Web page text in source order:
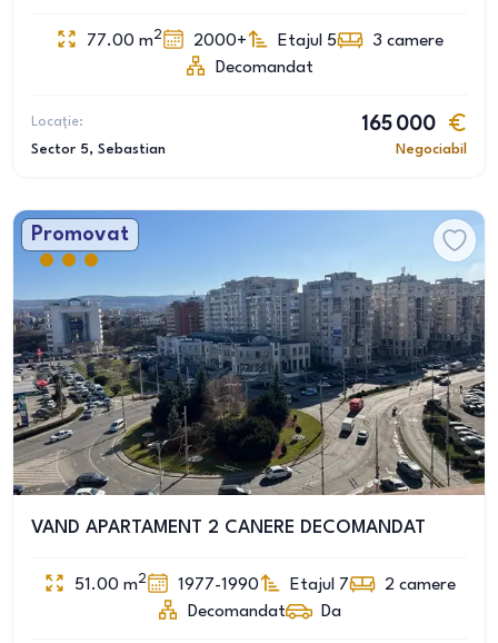
77.00 m2 2000+ Etajul 5 3 camere
Decomandat
Locație:
Sector 5, Sebastian
165 000
Negociabil
Promovat
VAND APARTAMENT 2 CANERE DECOMANDAT
51.00 m2 1977-1990 Etajul 7 2 camere
Decomandat
Da